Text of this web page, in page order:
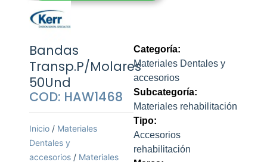
Bandas
Transp.P/Molares
50Und
COD: HAW1468
Inicio / Materiales
Dentales y
accesorios / Materiales
Categoría:
Materiales Dentales y
accesorios
Subcategoría:
Materiales rehabilitación
Tipo:
Accesorios
rehabilitación